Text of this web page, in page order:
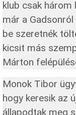
klub csak
már a
be szeretnék
kicsit más
Márton
Monok Tibor
hogy keresik az
állapodtak meg